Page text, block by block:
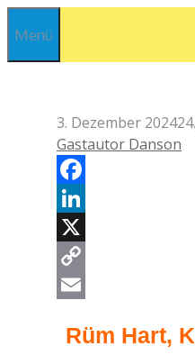
Inhalt
springen
Menü
3. Dezember 2024
Gastautor Danson
Facebook
LinkedIn
X
Copy
Rüm Hart,